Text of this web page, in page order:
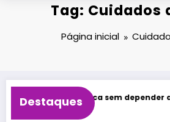
Tag: Cuidados
Página inicial
Destaques
clínica odontológica sem depender